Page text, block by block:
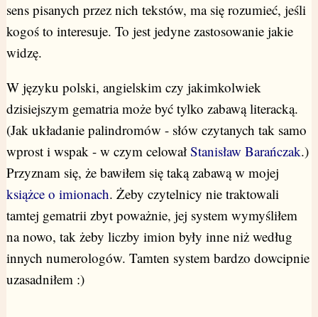
sens pisanych przez nich tekstów, ma się rozumieć, jeśli
kogoś to interesuje. To jest jedyne zastosowanie jakie
widzę.
W języku polski, angielskim czy jakimkolwiek
dzisiejszym gematria może być tylko zabawą literacką.
(Jak układanie palindromów - słów czytanych tak samo
wprost i wspak - w czym celował Stanisław Barańczak.)
Przyznam się, że bawiłem się taką zabawą w mojej
książce o imionach. Żeby czytelnicy nie traktowali
tamtej gematrii zbyt poważnie, jej system wymyśliłem
na nowo, tak żeby liczby imion były inne niż według
innych numerologów. Tamten system bardzo dowcipnie
uzasadniłem :)